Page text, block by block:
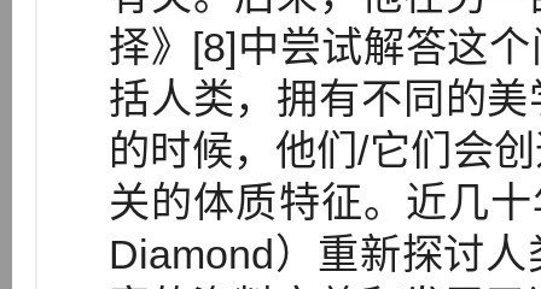
择》[8]中尝试解答这
括人类，拥有不同的
的时候，他们/它们会
关的体质特征。近几
Diamond）重新探讨